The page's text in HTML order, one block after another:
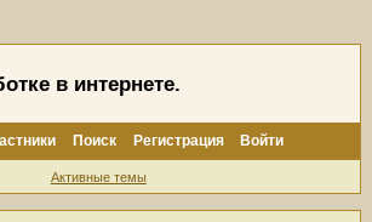
в интернете.
Поиск Регистрация Войти
Активные темы